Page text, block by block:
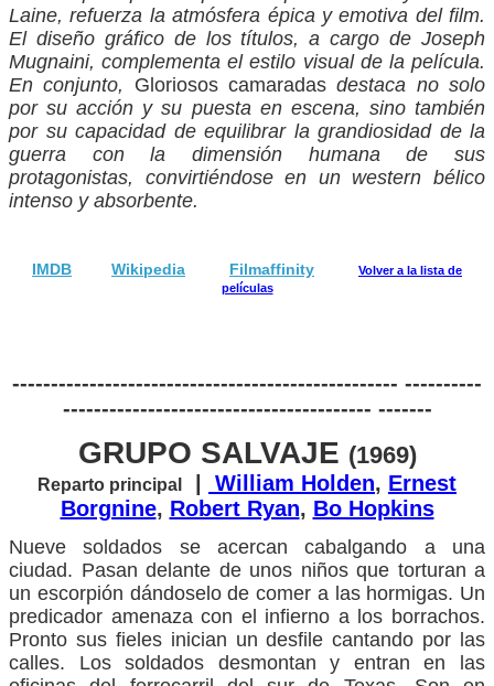
Laine, refuerza la atmósfera épica y emotiva del film.
El diseño gráfico de los títulos, a cargo de Joseph
Mugnaini, complementa el estilo visual de la película.
En conjunto,
Gloriosos camaradasdestaca no solo
por su acción y su puesta en escena, sino también
por su capacidad de equilibrar la grandiosidad de la
guerra con la dimensión humana de sus
protagonistas, convirtiéndose en un western bélico
intenso y absorbente.
IMDB Wikipedia Filmaffinity
Volver a la lista de
películas
-------------------------------------------------- ----------
---------------------------------------- -------
GRUPO SALVAJE (1969)
Reparto principal William Holden, Ernest
Borgnine, Robert Ryan, Bo Hopkins
Nueve soldados se acercan cabalgando a una
ciudad. Pasan delante de unos niños que torturan a
un escorpión dándoselo de comer a las hormigas. Un
predicador amenaza con el infierno a los borrachos.
Pronto sus fieles inician un desfile cantando por las
calles. Los soldados desmontan y entran en las